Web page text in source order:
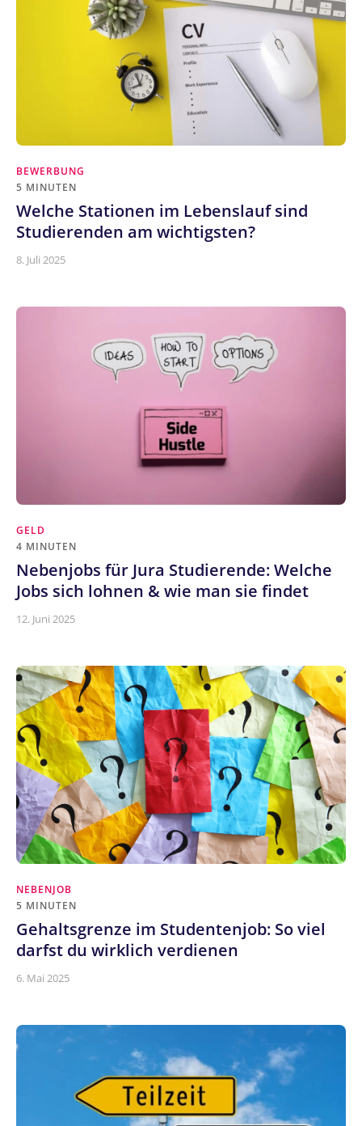
BEWERBUNG
5 MINUTEN
Welche Stationen im Lebenslauf sind
Studierenden am wichtigsten?
8. Juli 2025
GELD
4 MINUTEN
Nebenjobs für Jura Studierende: Welche
Jobs sich lohnen & wie man sie findet
12. Juni 2025
NEBENJOB
5 MINUTEN
Gehaltsgrenze im Studentenjob: So viel
darfst du wirklich verdienen
6. Mai 2025